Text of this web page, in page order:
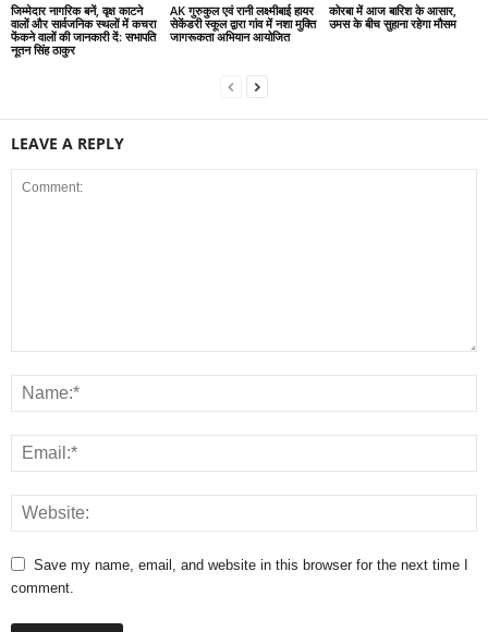
जिम्मेदार नागरिक बनें, वृक्ष काटने
वालों और सार्वजनिक स्थलों में कचरा
फेंकने वालों की जानकारी दें: सभापति
नूतन सिंह ठाकुर
AK गुरुकुल एवं रानी लक्ष्मीबाई हायर
सेकेंडरी स्कूल द्वारा गांव में नशा मुक्ति
जागरूकता अभियान आयोजित
कोरबा में आज बारिश के आसार,
उमस के बीच सुहाना रहेगा मौसम
LEAVE A REPLY
Save my name, email, and website in this browser for the next time I
comment.